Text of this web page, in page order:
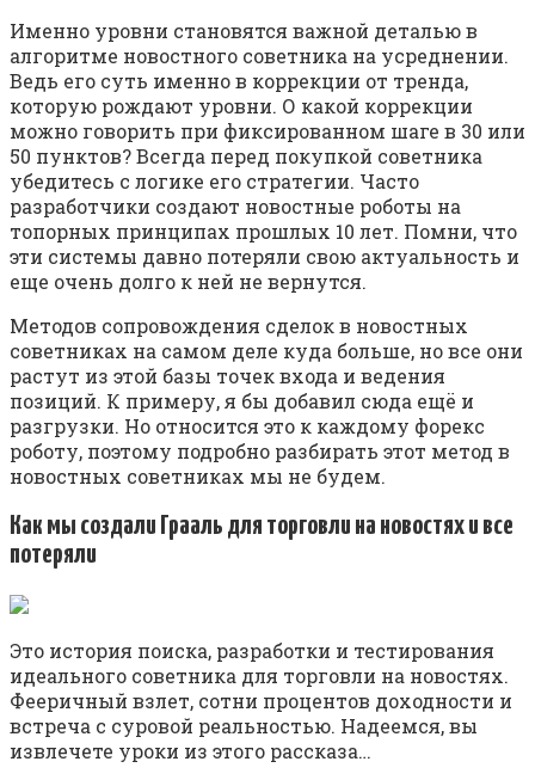
Именно уровни становятся важной деталью в
алгоритме новостного советника на усреднении.
Ведь его суть именно в коррекции от тренда,
которую рождают уровни. О какой коррекции
можно говорить при фиксированном шаге в 30 или
50 пунктов? Всегда перед покупкой советника
убедитесь с логике его стратегии. Часто
разработчики создают новостные роботы на
топорных принципах прошлых 10 лет. Помни, что
эти системы давно потеряли свою актуальность и
еще очень долго к ней не вернутся.
Методов сопровождения сделок в новостных
советниках на самом деле куда больше, но все они
растут из этой базы точек входа и ведения
позиций. К примеру, я бы добавил сюда ещё и
разгрузки. Но относится это к каждому форекс
роботу, поэтому подробно разбирать этот метод в
новостных советниках мы не будем.
Как мы создали Грааль для торговли на новостях и все
потеряли
Это история поиска, разработки и тестирования
идеального советника для торговли на новостях.
Фееричный взлет, сотни процентов доходности и
встреча с суровой реальностью. Надеемся, вы
извлечете уроки из этого рассказа…